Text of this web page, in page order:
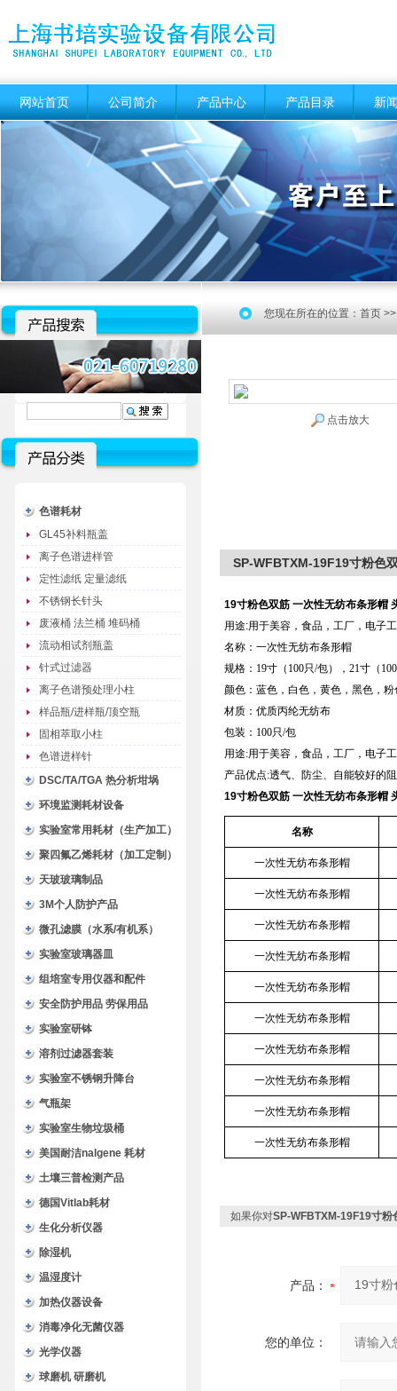
网站首页 公司简介 产品中心 产品目录 新
色谱耗材
GL45补料瓶盖
离子色谱进样管
定性滤纸 定量滤纸
不锈钢长针头
废液桶 法兰桶 堆码桶
流动相试剂瓶盖
针式过滤器
离子色谱预处理小柱
样品瓶/进样瓶/顶空瓶
固相萃取小柱
色谱进样针
DSC/TA/TGA 热分析坩埚
环境监测耗材设备
实验室常用耗材（生产加工）
聚四氟乙烯耗材（加工定制）
天玻玻璃制品
3M个人防护产品
微孔滤膜（水系/有机系）
实验室玻璃器皿
组培室专用仪器和配件
安全防护用品 劳保用品
实验室研钵
溶剂过滤器套装
实验室不锈钢升降台
气瓶架
实验室生物垃圾桶
美国耐洁nalgene 耗材
土壤三普检测产品
德国Vitlab耗材
生化分析仪器
除湿机
温湿度计
加热仪器设备
消毒净化无菌仪器
光学仪器
球磨机 研磨机
您现在所在的位置： 首页
点击放大
SP-WFBTXM-19F19寸粉色
19寸粉色双筋 一次性无纺布条形帽
用途:用于美容，食品，工厂，电子
名称：一次性无纺布条形帽
规格：19寸（100只/包），21寸（
颜色：蓝色，白色，黄色，黑色，粉
材质：优质丙纶无纺布
包装：100只/包
用途:用于美容，食品，工厂，电子
产品优点:透气、防尘、自能较好的
19寸粉色双筋 一次性无纺布条形帽
名称
一次性无纺布条形帽
一次性无纺布条形帽
一次性无纺布条形帽
一次性无纺布条形帽
一次性无纺布条形帽
一次性无纺布条形帽
一次性无纺布条形帽
一次性无纺布条形帽
一次性无纺布条形帽
一次性无纺布条形帽
如果你对SP-WFBTXM-19F19寸粉
产品：
您的单位：